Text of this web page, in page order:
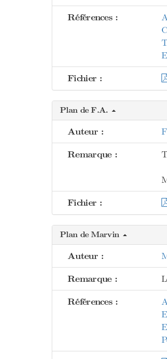
Références :
Fichier :
Plan de F.A.
Auteur :
Remarque :
Fichier :
Plan de Marvin
Auteur :
Remarque :
Références :